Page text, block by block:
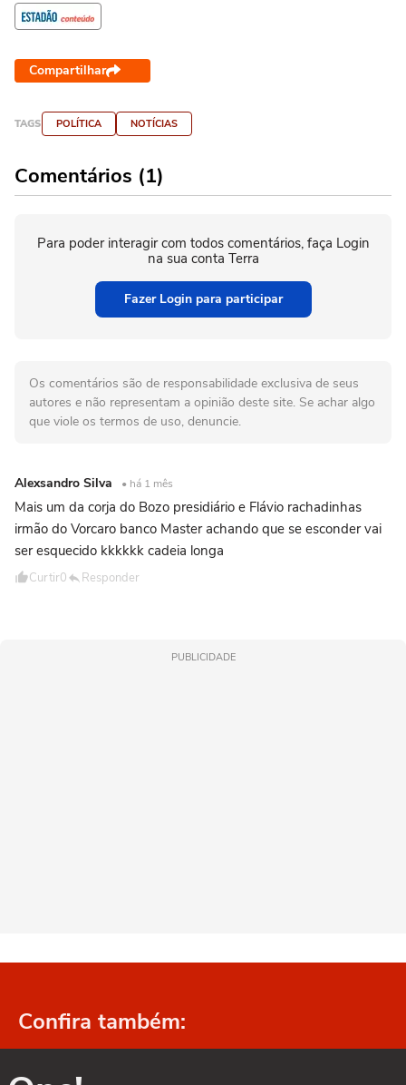
Compartilhar
TAGS POLÍTICA NOTÍCIAS
Comentários (1)
Para poder interagir com todos comentários, faça Login
na sua conta Terra
Fazer Login para participar
Os comentários são de responsabilidade exclusiva de seus
autores e não representam a opinião deste site. Se achar algo
que viole os termos de uso, denuncie.
Alexsandro Silva • há 1 mês
Mais um da corja do Bozo presidiário e Flávio rachadinhas
irmão do Vorcaro banco Master achando que se esconder vai
ser esquecido kkkkkk cadeia longa
Curtir0 Responder
PUBLICIDADE
Confira também: